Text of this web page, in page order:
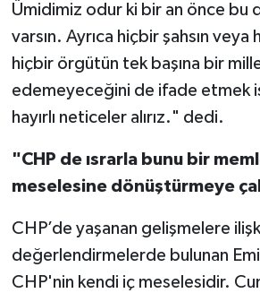
Ümidimiz odur ki bir an önce bu
varsın. Ayrıca hiçbir şahsın
hiçbir örgütün tek başına bir
edemeyeceğini de ifade etmek
hayırlı neticeler alırız." dedi.
"CHP de ısrarla bunu bir
meselesine dönüştürmeye
CHP’de yaşanan gelişmelere
değerlendirmelerde bulunan
CHP'nin kendi iç meselesidir.